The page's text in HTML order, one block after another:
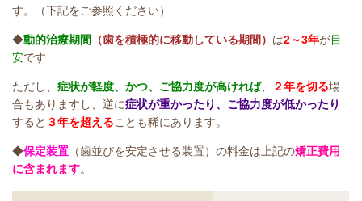
す。（下記をご参照ください）
◆動的治療期間 （歯を積極的に移動している期間） は2～3年が目
安です
ただし、 症状が軽度、かつ、ご協力度が高ければ、 ２年を切る場
合もありますし、逆に症状が重かったり、ご協力度が低かったり
すると ３年を超えることも稀にあります。
◆保定装置 （歯並びを安定させる装置）の料金は上記の矯正費用
に含まれます。